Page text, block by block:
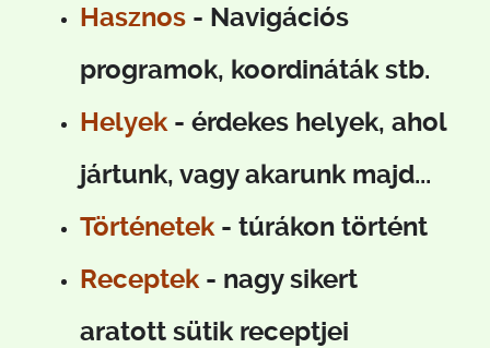
Hasznos - Navigációs
programok, koordináták stb.
Helyek - érdekes helyek, ahol
jártunk, vagy akarunk majd...
Történetek- túrákon történt
Receptek- nagy sikert
aratott sütik receptjei